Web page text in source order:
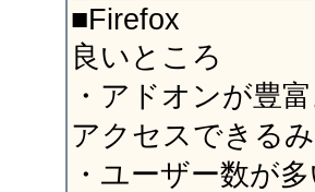
■Firefox
良いところ
・アドオンが豊
アクセスできるみ
・ユーザー数が